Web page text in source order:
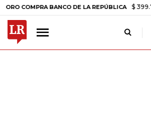
BANCO DE LA REPÚBLICA $ 399.745,16